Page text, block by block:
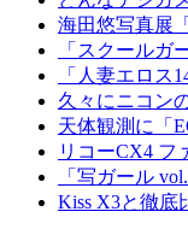
海田悠写真展
「スクールガ
「人妻エロス
久々にニコン
天体観測に「
リコーCX4 フ
「写ガール
Kiss X3と徹底